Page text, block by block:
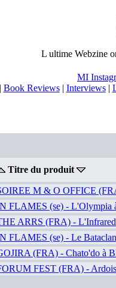
L ultime Webzine
MI
Book Reviews| Interviews|
Titre du produit
M & O OFFICE
FLAMES (se) - L'Olympia
ARRS (FRA) - L'Infrared
FLAMES (se) - Le
(FRA) - Chato'do à
FEST (FRA) -